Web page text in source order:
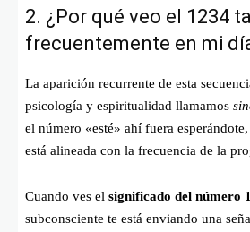
2. ¿Por qué veo el 1234
frecuentemente en mi
La aparición recurrente de esta
psicología y espiritualidad llamamos
el número «esté» ahí fuera
está alineada con la frecuencia de la
Cuando ves el significado del número
subconsciente te está enviando una